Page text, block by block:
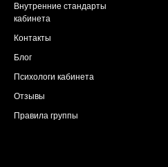
Внутренние стандарты
кабинета
Контакты
Блог
Психологи кабинета
Отзывы
Правила группы